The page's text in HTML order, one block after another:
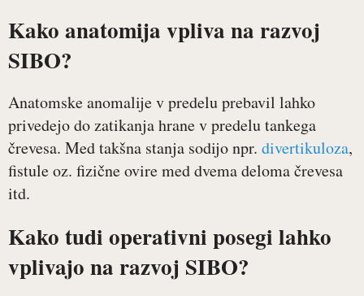
Kako anatomija vpliva na razvoj
SIBO?
Anatomske anomalije v predelu prebavil lahko
privedejo do zatikanja hrane v predelu tankega
črevesa. Med takšna stanja sodijo npr. divertikuloza,
fistule oz. fizične ovire med dvema deloma črevesa
itd.
Kako tudi operativni posegi lahko
vplivajo na razvoj SIBO?